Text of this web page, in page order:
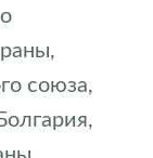
союза,